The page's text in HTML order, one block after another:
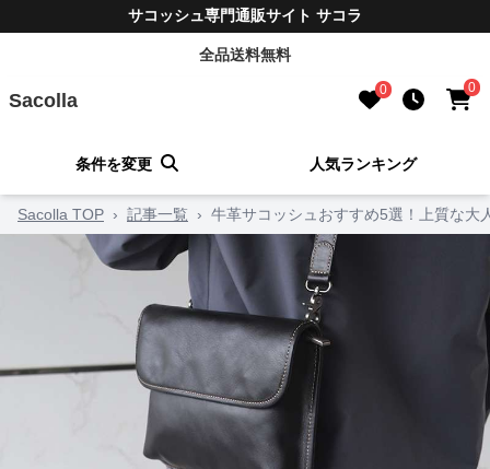
サコッシュ専門通販サイト サコラ
全品送料無料
Sacolla 0 0
条件を変更 人気ランキング
Sacolla TOP › 記事一覧 › 牛革サコッシュおすすめ5選！上質な大